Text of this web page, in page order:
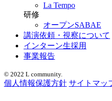
La Tempo
研修
オープンSABAE
講演依頼・視察について
インターン生採用
事業報告
© 2022 L community.
個人情報保護方針 サイトマッ